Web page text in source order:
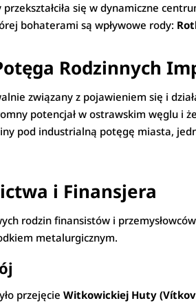
się w dynamiczne
bohaterami są wpływowe rody:
Rodzinnych
związany z pojawieniem się i
potencjał w ostrawskim węglu i
pod industrialną potęgę miasta,
i Finansjera
rodzin finansistów i
metalurgicznym.
przejęcieWitkowickiej Huty